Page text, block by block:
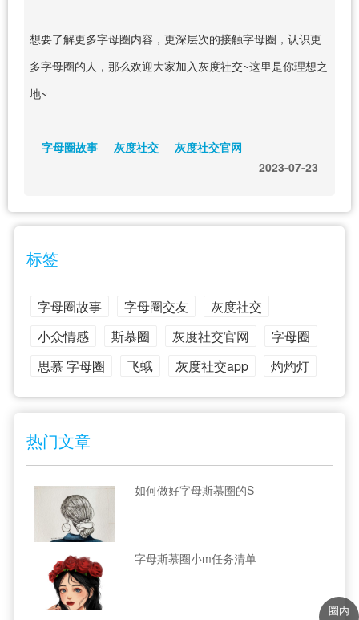
想要了解更多字母圈内容，更深层次的接触字母圈，认识更
多字母圈的人，那么欢迎大家加入灰度社交~这里是你理想之
地~
字母圈故事 灰度社交
灰度社交官网
2023-07-23
标签
字母圈故事 字母圈交友
灰度社交
小众情感
斯慕圈 灰度社交官网
字母圈
思慕 字母圈
飞蛾 灰度社交app 灼灼灯
热门文章
如何做好字母斯慕圈的S
字母斯慕圈小m任务清单
圈内